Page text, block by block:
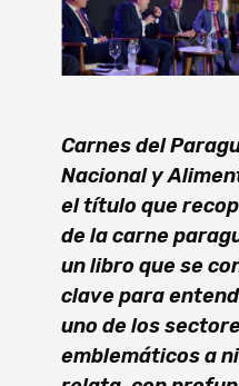
Carnes del
Nacional y
el título que
de la carne
un libro que se
clave para
uno de los
emblemáticos a